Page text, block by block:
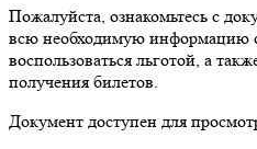
Пожалуйста, ознакомьтесь с
всю необходимую информацию
воспользоваться льготой, а
получения билетов.
Документ доступен для